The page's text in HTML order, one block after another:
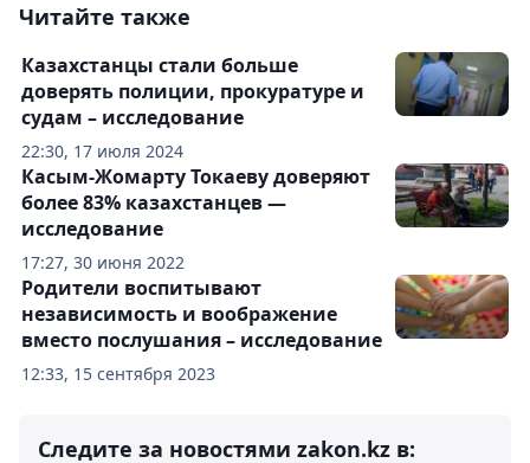
Читайте также
22:30, 17 июля 2024
Казахстанцы стали больше
доверять полиции, прокуратуре и
судам – исследование
17:27, 30 июня 2022
Касым-Жомарту Токаеву доверяют
более 83% казахстанцев —
исследование
12:33, 15 сентября 2023
Родители воспитывают
независимость и воображение
вместо послушания – исследование
Следите за новостями zakon.kz в: